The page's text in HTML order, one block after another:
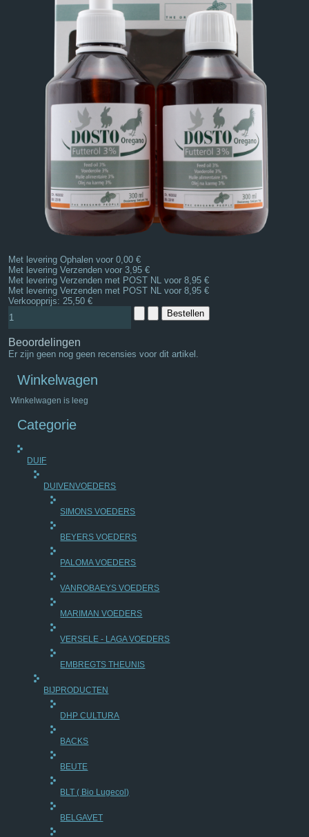
Met levering Ophalen voor 0,00 €
Met levering Verzenden voor 3,95 €
Met levering Verzenden met POST NL voor 8,95 €
Met levering Verzenden met POST NL voor 8,95 €
Verkoopprijs:25,50 €
Beoordelingen
Er zijn geen nog geen recensies voor dit artikel.
Winkelwagen
Winkelwagen is leeg
Categorie
DUIF
DUIVENVOEDERS
SIMONS VOEDERS
BEYERS VOEDERS
PALOMA VOEDERS
VANROBAEYS VOEDERS
MARIMAN VOEDERS
VERSELE - LAGA VOEDERS
EMBREGTS THEUNIS
BIJPRODUCTEN
DHP CULTURA
BACKS
BEUTE
BLT ( Bio Lugecol)
BELGAVET